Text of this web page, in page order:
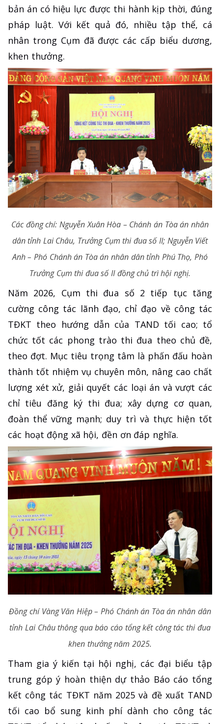
bản án có hiệu lực được thi hành kịp thời, đúng
pháp luật. Với kết quả đó, nhiều tập thể, cá
nhân trong Cụm đã được các cấp biểu dương,
khen thưởng.
Các đồng chí: Nguyễn Xuân Hòa – Chánh án Tòa án nhân
dân tỉnh Lai Châu, Trưởng Cụm thi đua số II; Nguyễn Viết
Anh – Phó Chánh án Tòa án nhân dân tỉnh Phú Thọ, Phó
Trưởng Cụm thi đua số II đồng chủ trì hội nghị.
Năm 2026, Cụm thi đua số 2 tiếp tục tăng
cường công tác lãnh đạo, chỉ đạo về công tác
TĐKT theo hướng dẫn của TAND tối cao; tổ
chức tốt các phong trào thi đua theo chủ đề,
theo đợt. Mục tiêu trọng tâm là phấn đấu hoàn
thành tốt nhiệm vụ chuyên môn, nâng cao chất
lượng xét xử, giải quyết các loại án và vượt các
chỉ tiêu đăng ký thi đua; xây dựng cơ quan,
đoàn thể vững mạnh; duy trì và thực hiện tốt
các hoạt động xã hội, đền ơn đáp nghĩa.
Đồng chí Vàng Văn Hiệp – Phó Chánh án Tòa án nhân dân
tỉnh Lai Châu thông qua báo cáo tổng kết công tác thi đua
khen thưởng năm 2025.
Tham gia ý kiến tại hội nghị, các đại biểu tập
trung góp ý hoàn thiện dự thảo Báo cáo tổng
kết công tác TĐKT năm 2025 và đề xuất TAND
tối cao bổ sung kinh phí dành cho công tác